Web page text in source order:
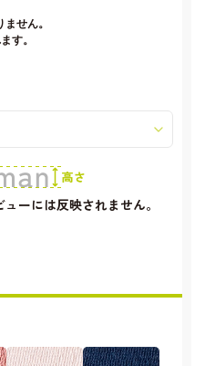
せん。
す。
ーには反映されません。